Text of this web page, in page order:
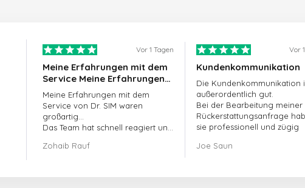
Vor 1 Tagen
Meine Erfahrungen mit dem
Service Meine Erfahrungen
mit dem Service von
doctorSIM waren großartig.
Meine Erfahrungen mit dem
Service von Dr. SIM waren
großartig...
Das Team hat schnell reagiert und
umgehend bearbeitet.
Zohaib Rauf
Vor
Kundenkommunikation
Die Kundenkommunikation
außerordentlich gut.
Bei der Bearbeitung meiner
Rückerstattungsanfrage
sie professionell und zügig
gelöst.
Joe Saun